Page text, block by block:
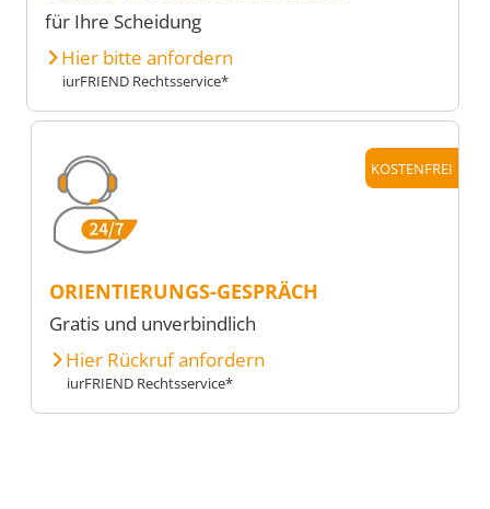
für Ihre Scheidung
Hier bitte anfordern
iurFRIEND Rechtsservice*
KOSTENFREI
ORIENTIERUNGS-GESPRÄCH
Gratis und unverbindlich
Hier Rückruf anfordern
iurFRIEND Rechtsservice*